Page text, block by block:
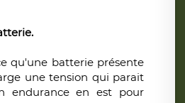
qu'une batterie présente
une tension qui parait
endurance en est pour